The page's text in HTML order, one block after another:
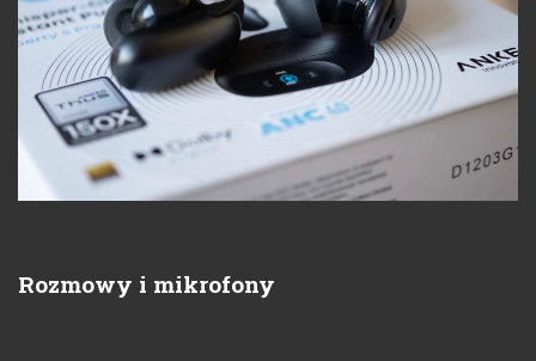
Rozmowy i mikrofony